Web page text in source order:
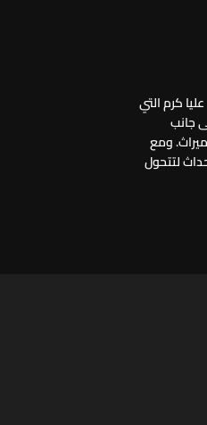
كرم التي
جانب
ومع
لتتحول